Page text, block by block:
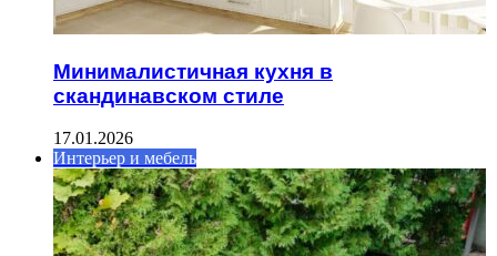
Минималистичная кухня в
скандинавском стиле
17.01.2026
Интерьер и мебель